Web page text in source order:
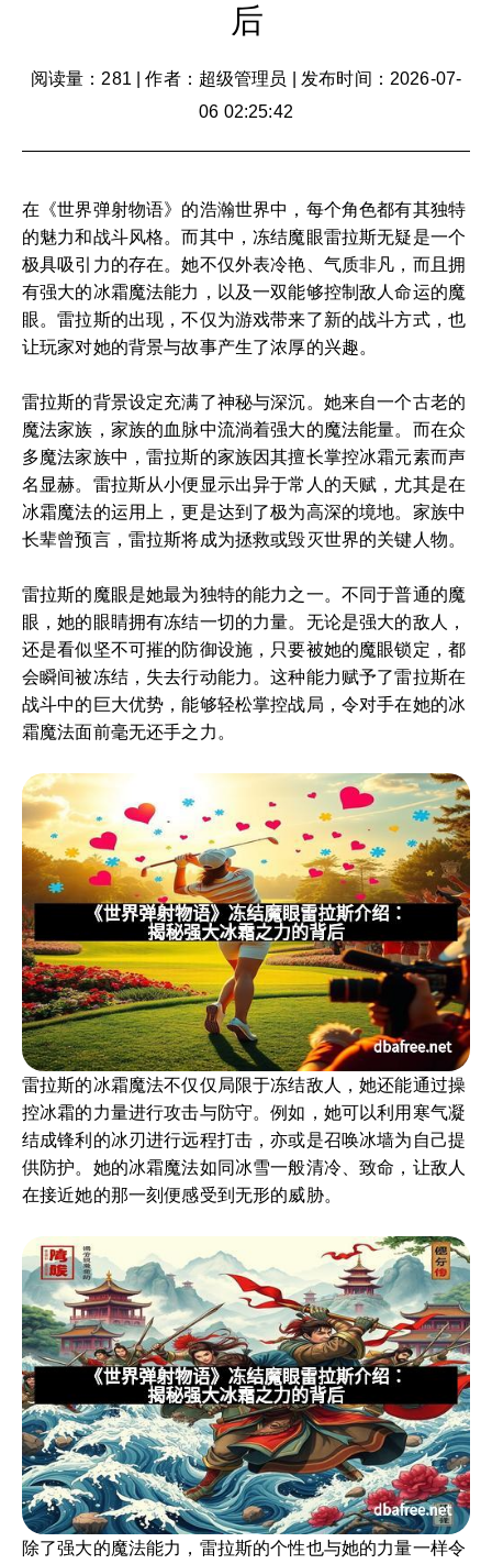
后
阅读量：281 |作者：超级管理员
发布时间：2026-07-
06 02:25:42
在《世界弹射物语》的浩瀚世界中，每个角色都有其独特
的魅力和战斗风格。而其中，冻结魔眼雷拉斯无疑是一个
极具吸引力的存在。她不仅外表冷艳、气质非凡，而且拥
有强大的冰霜魔法能力，以及一双能够控制敌人命运的魔
眼。雷拉斯的出现，不仅为游戏带来了新的战斗方式，也
让玩家对她的背景与故事产生了浓厚的兴趣。
雷拉斯的背景设定充满了神秘与深沉。她来自一个古老的
魔法家族，家族的血脉中流淌着强大的魔法能量。而在众
多魔法家族中，雷拉斯的家族因其擅长掌控冰霜元素而声
名显赫。雷拉斯从小便显示出异于常人的天赋，尤其是在
冰霜魔法的运用上，更是达到了极为高深的境地。家族中
长辈曾预言，雷拉斯将成为拯救或毁灭世界的关键人物。
雷拉斯的魔眼是她最为独特的能力之一。不同于普通的魔
眼，她的眼睛拥有冻结一切的力量。无论是强大的敌人，
还是看似坚不可摧的防御设施，只要被她的魔眼锁定，都
会瞬间被冻结，失去行动能力。这种能力赋予了雷拉斯在
战斗中的巨大优势，能够轻松掌控战局，令对手在她的冰
霜魔法面前毫无还手之力。
雷拉斯的冰霜魔法不仅仅局限于冻结敌人，她还能通过操
控冰霜的力量进行攻击与防守。例如，她可以利用寒气凝
结成锋利的冰刃进行远程打击，亦或是召唤冰墙为自己提
供防护。她的冰霜魔法如同冰雪一般清冷、致命，让敌人
在接近她的那一刻便感受到无形的威胁。
除了强大的魔法能力，雷拉斯的个性也与她的力量一样令